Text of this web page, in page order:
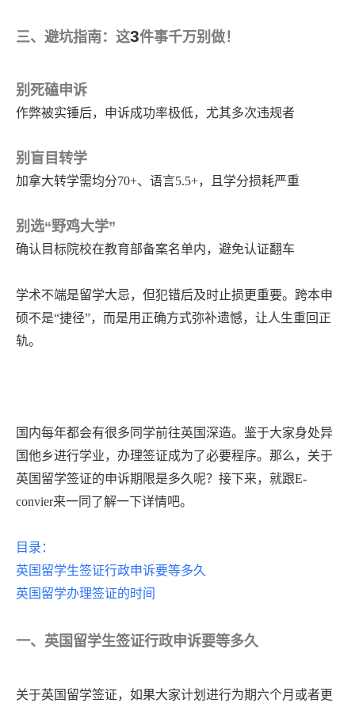
三、避坑指南：这3件事千万别做！
别死磕申诉
作弊被实锤后，申诉成功率极低，尤其多次违规者
别盲目转学
加拿大转学需均分70+、语言5.5+，且学分损耗严重
别选“野鸡大学”
确认目标院校在教育部备案名单内，避免认证翻车
学术不端是留学大忌，但犯错后及时止损更重要。跨本申
硕不是“捷径”，而是用正确方式弥补遗憾，让人生重回正
轨。
国内每年都会有很多同学前往英国深造。鉴于大家身处异
国他乡进行学业，办理签证成为了必要程序。那么，关于
英国留学签证的申诉期限是多久呢？接下来，就跟E-
convier来一同了解一下详情吧。
目录：
英国留学生签证行政申诉要等多久
英国留学办理签证的时间
一、英国留学生签证行政申诉要等多久
关于英国留学签证，如果大家计划进行为期六个月或者更